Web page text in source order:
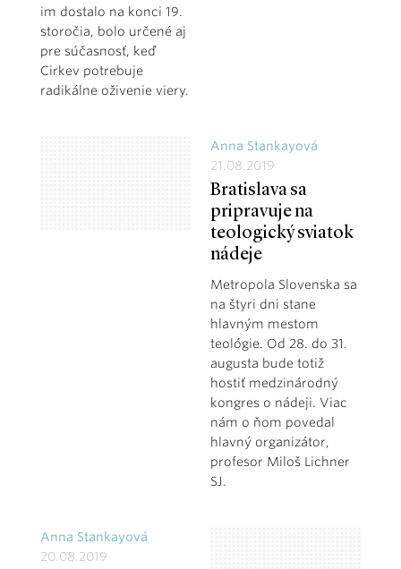
im dostalo na konci 19.
storočia, bolo určené aj
pre súčasnosť, keď
Cirkev potrebuje
radikálne oživenie viery.
Anna Stankayová
21.08.2019
Bratislava sa
pripravuje na
teologický sviatok
nádeje
Metropola Slovenska sa
na štyri dni stane
hlavným mestom
teológie. Od 28. do 31.
augusta bude totiž
hostiť medzinárodný
kongres o nádeji. Viac
nám o ňom povedal
hlavný organizátor,
profesor Miloš Lichner
SJ.
Anna Stankayová
20.08.2019